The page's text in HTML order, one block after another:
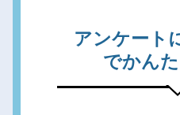
アンケート
でかんた